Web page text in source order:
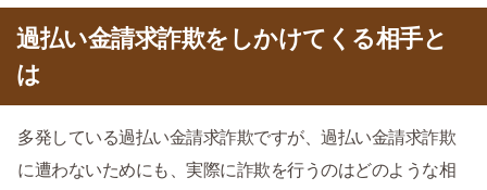
過払い金請求詐欺をしかけてくる相手と
は
多発している過払い金請求詐欺ですが、過払い金請求詐欺
に遭わないためにも、実際に詐欺を行うのはどのような相